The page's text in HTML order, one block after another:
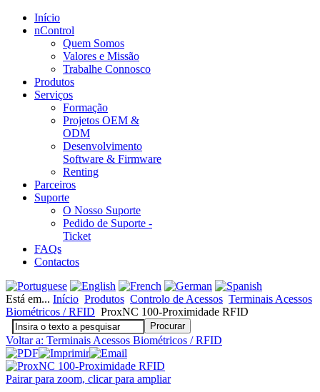
Início
nControl
Quem Somos
Valores e Missão
Trabalhe Connosco
Produtos
Serviços
Formação
Projetos OEM &
ODM
Desenvolvimento
Software & Firmware
Renting
Parceiros
Suporte
O Nosso Suporte
Pedido de Suporte -
Ticket
FAQs
Contactos
Está em... Início Produtos Controlo de Acessos Terminais Acessos
Biométricos / RFID ProxNC 100-Proximidade RFID
Voltar a: Terminais Acessos Biométricos / RFID
Pairar para zoom, clicar para ampliar